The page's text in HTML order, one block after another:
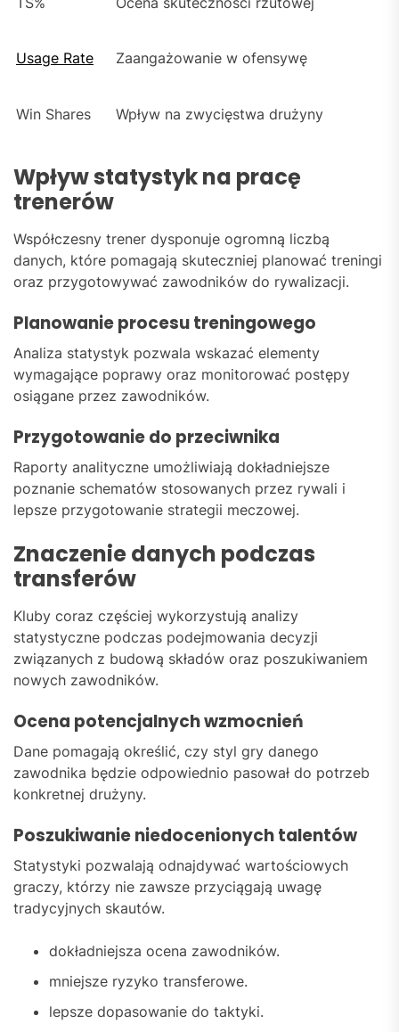
Usage Rate Zaangażowanie w ofensywę
Win Shares Wpływ na zwycięstwa drużyny
Wpływ statystyk na pracę
trenerów
Współczesny trener dysponuje ogromną liczbą
danych, które pomagają skuteczniej planować treningi
oraz przygotowywać zawodników do rywalizacji.
Planowanie procesu treningowego
Analiza statystyk pozwala wskazać elementy
wymagające poprawy oraz monitorować postępy
osiągane przez zawodników.
Przygotowanie do przeciwnika
Raporty analityczne umożliwiają dokładniejsze
poznanie schematów stosowanych przez rywali i
lepsze przygotowanie strategii meczowej.
Znaczenie danych podczas
transferów
Kluby coraz częściej wykorzystują analizy
statystyczne podczas podejmowania decyzji
związanych z budową składów oraz poszukiwaniem
nowych zawodników.
Ocena potencjalnych wzmocnień
Dane pomagają określić, czy styl gry danego
zawodnika będzie odpowiednio pasował do potrzeb
konkretnej drużyny.
Poszukiwanie niedocenionych talentów
Statystyki pozwalają odnajdywać wartościowych
graczy, którzy nie zawsze przyciągają uwagę
tradycyjnych skautów.
dokładniejsza ocena zawodników.
mniejsze ryzyko transferowe.
lepsze dopasowanie do taktyki.